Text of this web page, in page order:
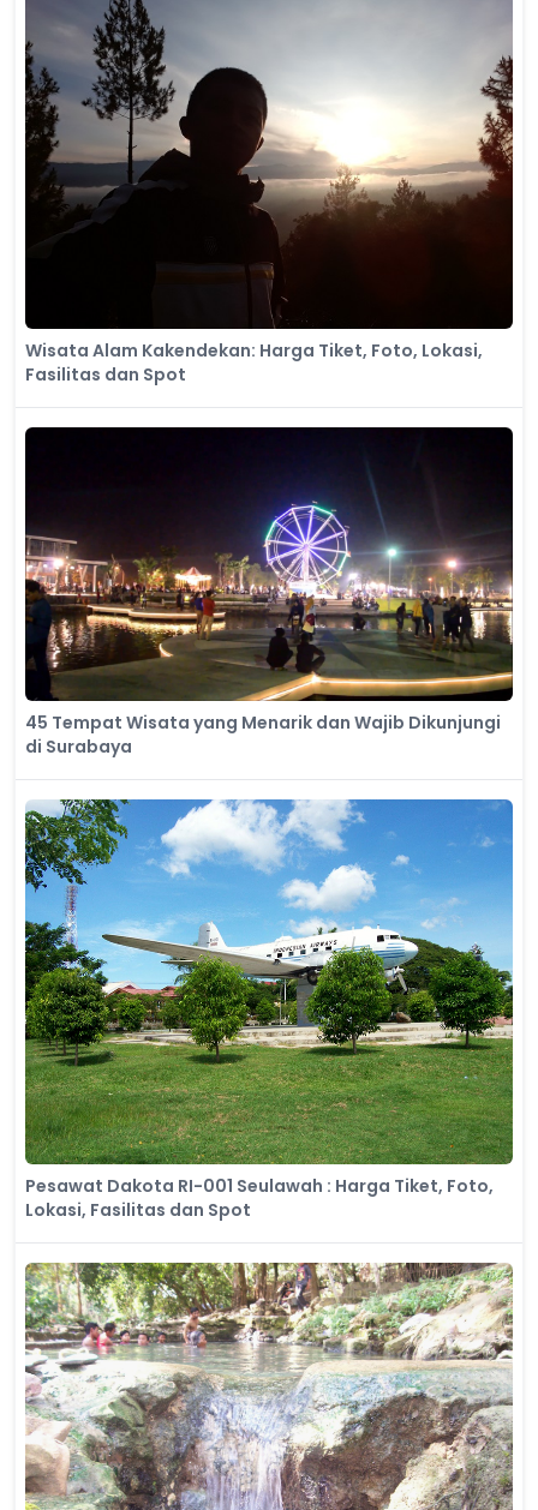
Wisata Alam Kakendekan: Harga Tiket, Foto, Lokasi,
Fasilitas dan Spot
45 Tempat Wisata yang Menarik dan Wajib Dikunjungi
di Surabaya
Pesawat Dakota RI-001 Seulawah : Harga Tiket, Foto,
Lokasi, Fasilitas dan Spot